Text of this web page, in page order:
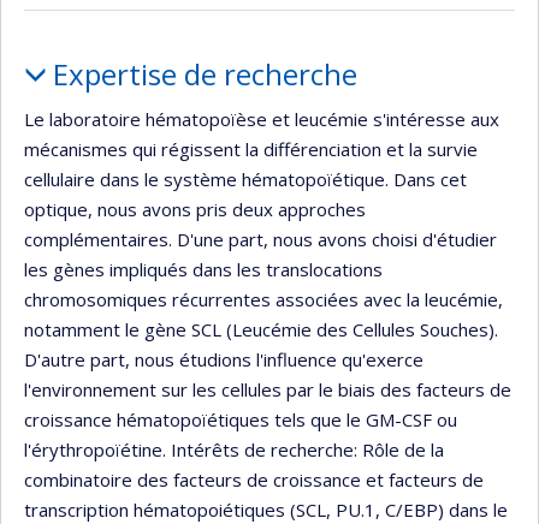
Expertise de recherche
Le laboratoire hématopoïèse et leucémie s'intéresse aux
mécanismes qui régissent la différenciation et la survie
cellulaire dans le système hématopoïétique. Dans cet
optique, nous avons pris deux approches
complémentaires. D'une part, nous avons choisi d'étudier
les gènes impliqués dans les translocations
chromosomiques récurrentes associées avec la leucémie,
notamment le gène SCL (Leucémie des Cellules Souches).
D'autre part, nous étudions l'influence qu'exerce
l'environnement sur les cellules par le biais des facteurs de
croissance hématopoïétiques tels que le GM-CSF ou
l'érythropoïétine. Intérêts de recherche: Rôle de la
combinatoire des facteurs de croissance et facteurs de
transcription hématopoiétiques (SCL, PU.1, C/EBP) dans le